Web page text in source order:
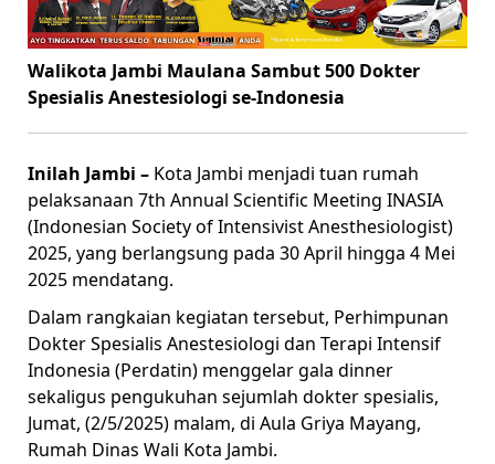
Walikota Jambi Maulana Sambut 500 Dokter
Spesialis Anestesiologi se-Indonesia
Inilah Jambi – Kota Jambi menjadi tuan rumah
pelaksanaan 7th Annual Scientific Meeting INASIA
(Indonesian Society of Intensivist Anesthesiologist)
2025, yang berlangsung pada 30 April hingga 4 Mei
2025 mendatang.
Dalam rangkaian kegiatan tersebut, Perhimpunan
Dokter Spesialis Anestesiologi dan Terapi Intensif
Indonesia (Perdatin) menggelar gala dinner
sekaligus pengukuhan sejumlah dokter spesialis,
Jumat, (2/5/2025) malam, di Aula Griya Mayang,
Rumah Dinas Wali Kota Jambi.